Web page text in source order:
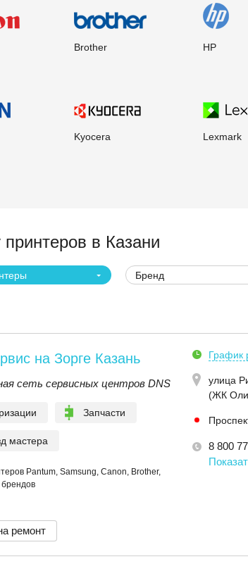
Brother HP
Kyocera Lexmark
в Казани
Бренд
на Зорге Казань
сеть сервисных центров DNS
Запчасти
мастера
Pantum, Samsung, Canon, Brother,
График
улица
(ЖК
8 800
ремонт